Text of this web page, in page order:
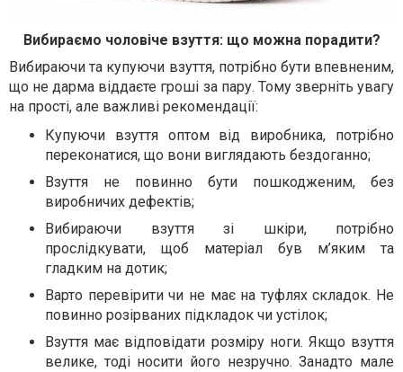
Вибираємо чоловіче взуття: що можна порадити?
Вибираючи та купуючи взуття, потрібно бути впевненим,
що не дарма віддаєте гроші за пару. Тому зверніть увагу
на прості, але важливі рекомендації:
Купуючи взуття оптом від виробника, потрібно
переконатися, що вони виглядають бездоганно;
Взуття не повинно бути пошкодженим, без
виробничих дефектів;
Вибираючи взуття зі шкіри, потрібно
прослідкувати, щоб матеріал був м’яким та
гладким на дотик;
Варто перевірити чи не має на туфлях складок. Не
повинно розірваних підкладок чи устілок;
Взуття має відповідати розміру ноги. Якщо взуття
велике, тоді носити його незручно. Занадто мале